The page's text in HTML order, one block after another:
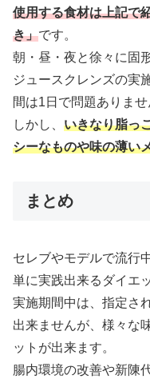
使用する食材は上記で
き」です。
朝・昼・夜と徐々に固
ジュースクレンズの実
間は1日で問題ありませ
しかし、 いきなり脂っ
シーなものや味の薄い
まとめ
セレブやモデルで流行
単に実践出来るダイエ
実施期間中は、指定さ
出来ませんが、様々な
ットが出来ます。
腸内環境の改善や新陳